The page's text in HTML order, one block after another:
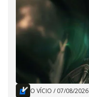
O VÍCIO / 07/08/2026